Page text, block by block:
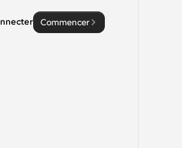
Commencer